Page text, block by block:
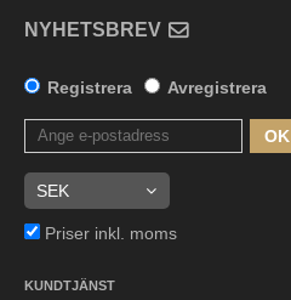
NYHETSBREV
Registrera Avregistrera
OK
Priser inkl. moms
KUNDTJÄNST